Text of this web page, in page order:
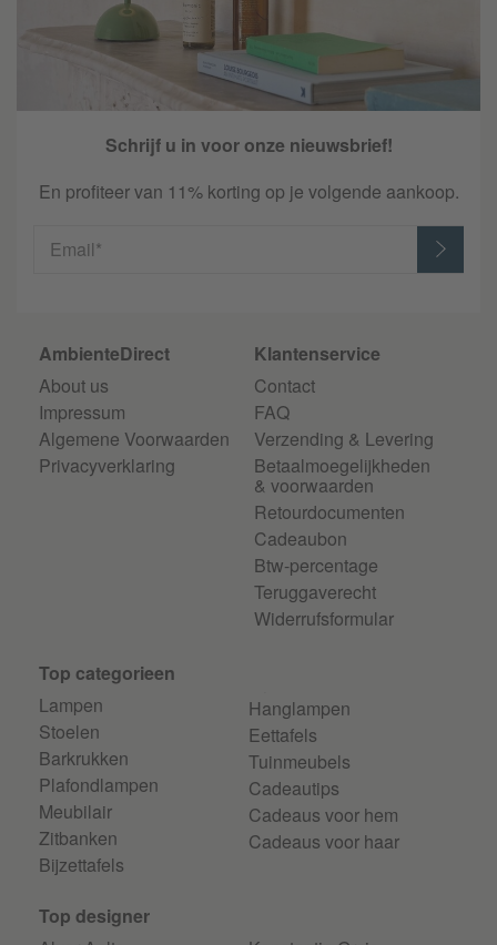
Schrijf u in voor onze nieuwsbrief!
En profiteer van 11% korting op je volgende aankoop.
Email*
AmbienteDirect
About us
Impressum
Algemene Voorwaarden
Privacyverklaring
Klantenservice
Contact
FAQ
Verzending & Levering
Betaalmoegelijkheden
& voorwaarden
Retourdocumenten
Cadeaubon
Btw-percentage
Teruggaverecht
Widerrufsformular
Top categorieen
Lampen
Stoelen
Barkrukken
Plafondlampen
Meubilair
Zitbanken
Bijzettafels
Hanglampen
Eettafels
Tuinmeubels
Cadeautips
Cadeaus voor hem
Cadeaus voor haar
Top designer